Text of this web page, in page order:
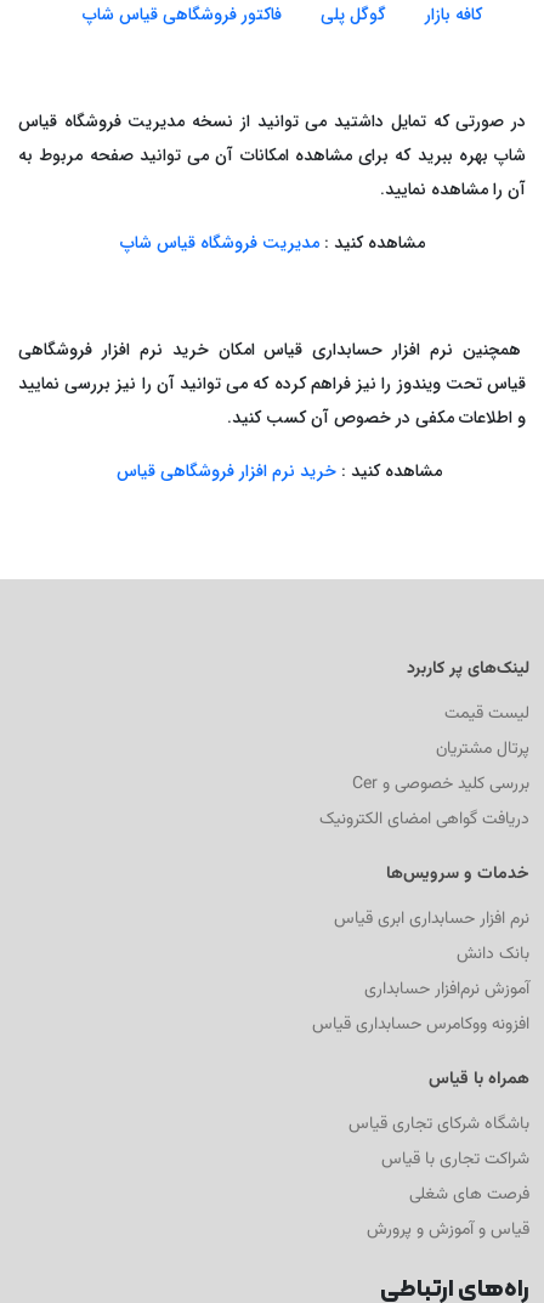
کافه بازار
گوگل پلی فاکتور فروشگاهی قیاس شاپ
در صورتی که تمایل داشتید می توانید از نسخه مدیریت فروشگاه قیاس
شاپ بهره ببرید که برای مشاهده امکانات آن می توانید صفحه مربوط به
آن را مشاهده نمایید.
مشاهده کنید :مدیریت فروشگاه قیاس شاپ
همچنین نرم افزار حسابداری قیاس امکان خرید نرم افزار فروشگاهی
قیاس تحت ویندوز را نیز فراهم کرده که می توانید آن را نیز بررسی نمایید
و اطلاعات مکفی در خصوص آن کسب کنید.
مشاهده کنید : خرید نرم افزار فروشگاهیقیاس
لینک‌های پر کاربرد
لیست قیمت
پرتال مشتریان
بررسی کلید خصوصی و Cer
دریافت گواهی امضای الکترونیک
خدمات و سرویس‌ها
نرم افزار حسابداری ابری قیاس
بانک دانش
آموزش نرم‌افزار حسابداری
افزونه ووکامرس حسابداری قیاس
همراه با قیاس
باشگاه شرکای تجاری قیاس
شراکت تجاری با قیاس
فرصت های شغلی
قیاس و آموزش و پرورش
راه‌های ارتباطی